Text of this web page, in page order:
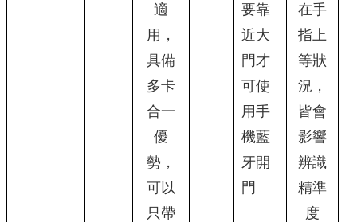
適
用，
具備
多卡
合一
優
勢，
可以
只帶
要靠
近大
門才
可使
用手
機藍
牙開
門
在手
指上
等狀
況，
皆會
影響
辨識
精準
度